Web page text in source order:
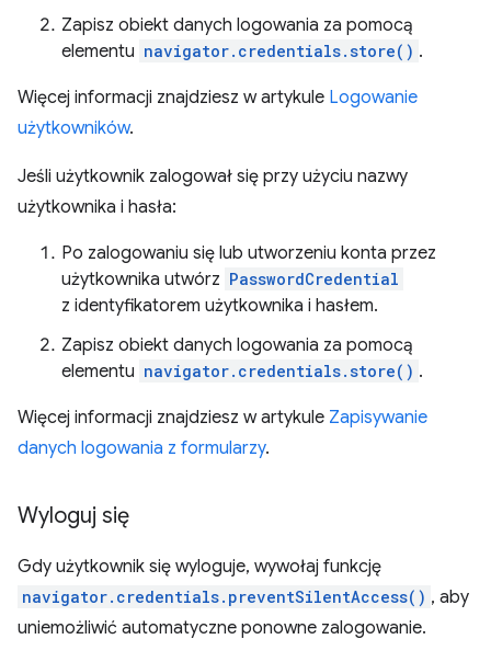
Zapisz obiekt danych logowania za pomocą
elementu navigator.credentials.store() .
Więcej informacji znajdziesz w artykule Logowanie
użytkowników.
Jeśli użytkownik zalogował się przy użyciu nazwy
użytkownika i hasła:
Po zalogowaniu się lub utworzeniu konta przez
użytkownika utwórz PasswordCredential
z identyfikatorem użytkownika i hasłem.
Zapisz obiekt danych logowania za pomocą
elementu navigator.credentials.store() .
Więcej informacji znajdziesz w artykule Zapisywanie
danych logowania z formularzy.
Wyloguj się
Gdy użytkownik się wyloguje, wywołaj funkcję
navigator.credentials.preventSilentAccess() , aby
uniemożliwić automatyczne ponowne zalogowanie.